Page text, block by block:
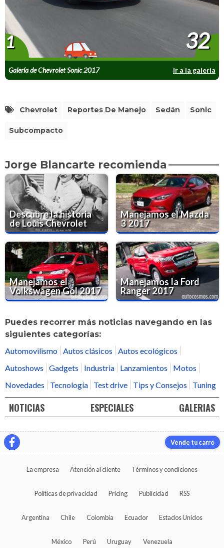
Galería de Chevrolet Sonic 2017 Ir a la galería
1 32
Chevrolet Reportes De Manejo Sedán Sonic
Subcompacto
Jorge Blancarte recomienda
Descubre la historia
de Louis Chevrolet
Manejamos el Mazda
3 2017
Manejamos el
Volkswagen Gol 2017
Manejamos la Ford
Ranger 2017
Puedes recorrer más noticias navegando en las
siguientes categorías:
Automovilismo Autos clásicos
Autos ecológicos
Autoshows
Gadgets Industria Lanzamientos
Motos
Novedades
Tecnología Test drive Tips y Consejos Tuning
NOTICIAS ESPECIALES GALERIAS
Vende tu carro
La empresa Atención al cliente Términos y condiciones
Políticas de privacidad Pricing Publicidad RSS
Argentina Chile Colombia Ecuador Estados Unidos
México Perú Uruguay Venezuela